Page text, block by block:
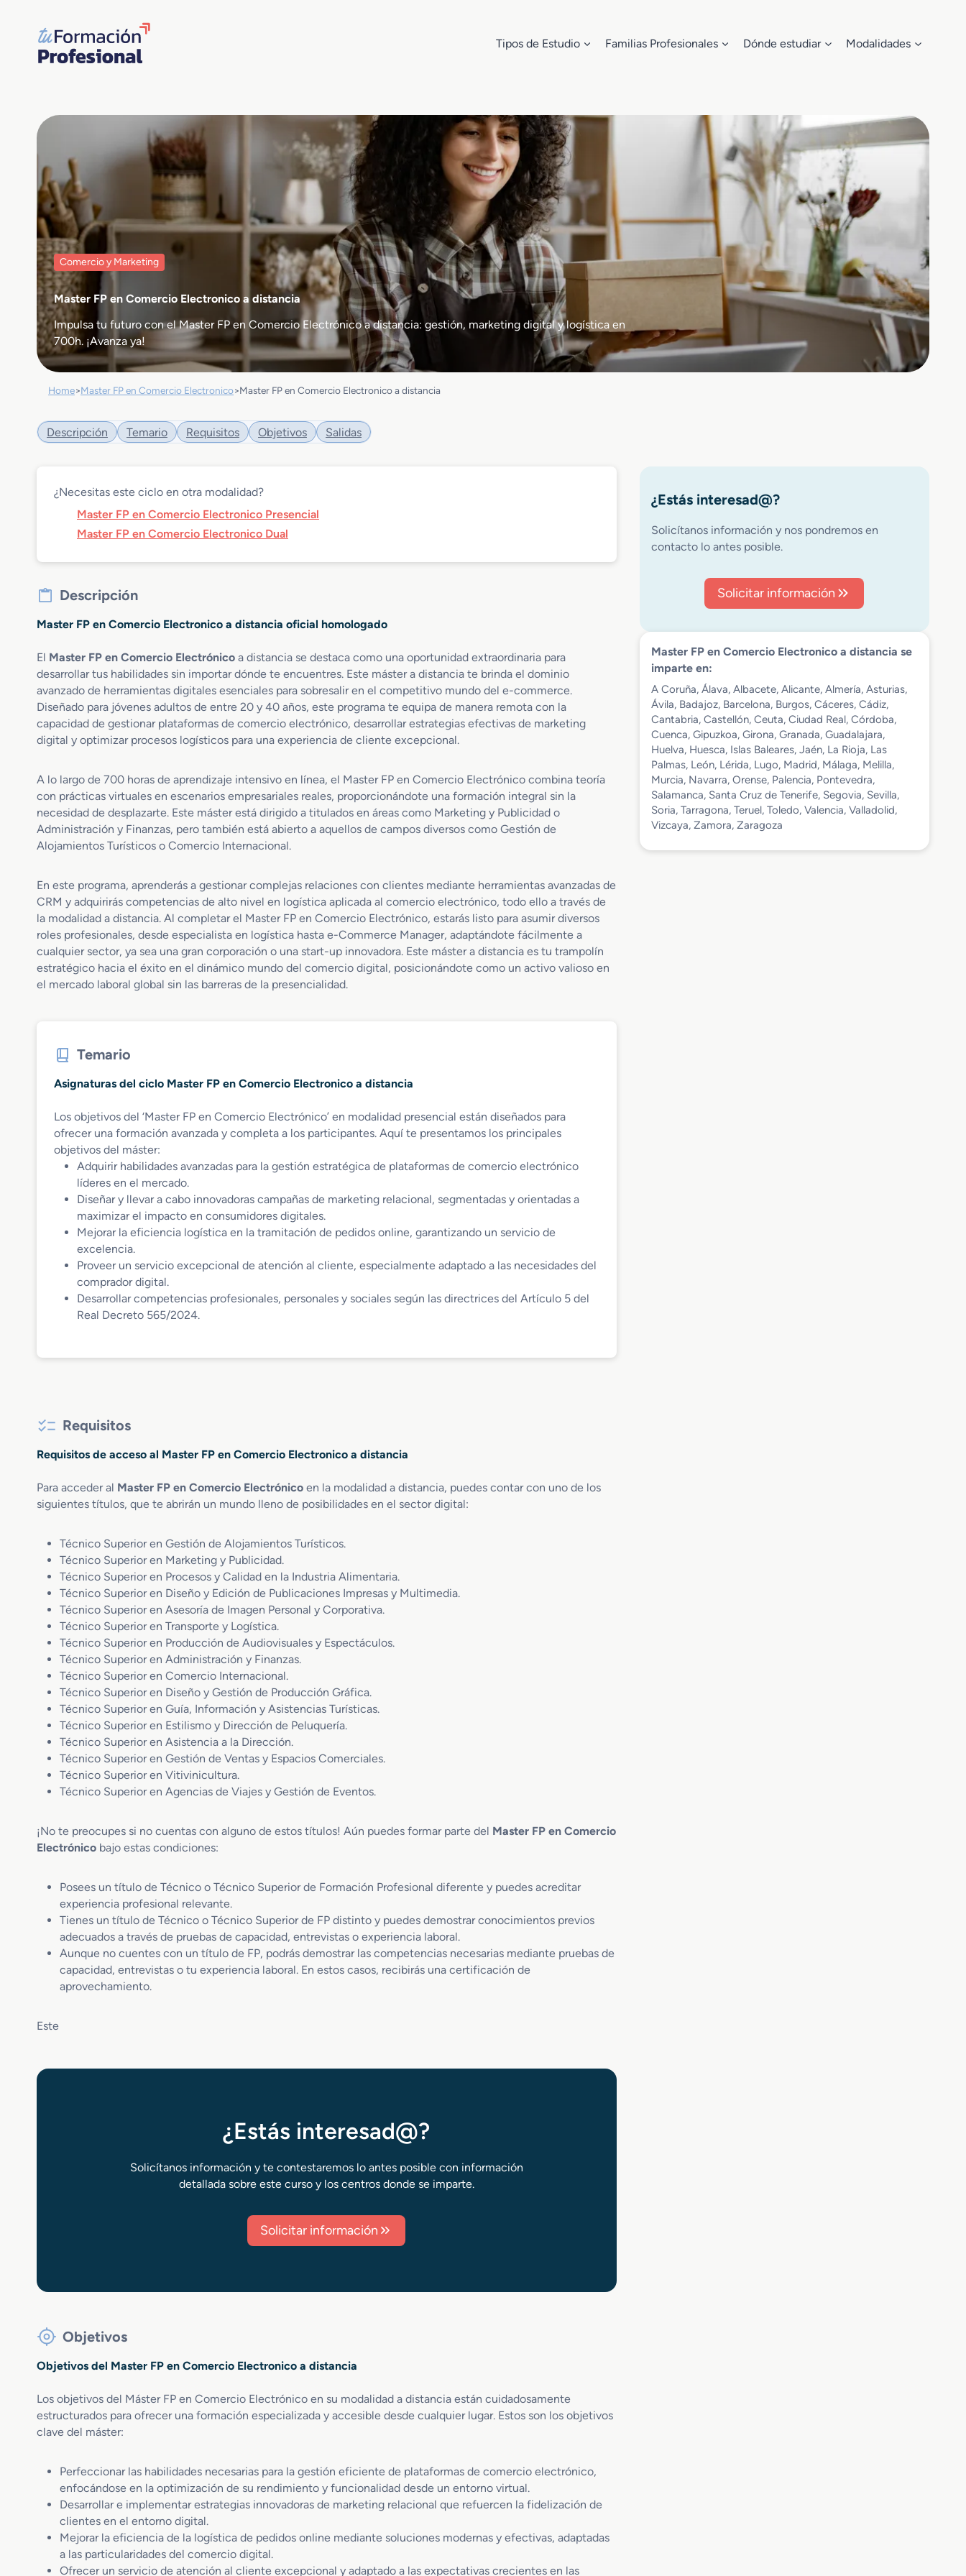
contenido
Tipos de Estudio Familias Profesionales Dónde estudiar Modalidades
Comercio y Marketing
Master FP en Comercio Electronico a distancia
Impulsa tu futuro con el Master FP en Comercio Electrónico a distancia: gestión, marketing digital y logística en
700h. ¡Avanza ya!
Home>Master FP en Comercio Electronico>Master FP en Comercio Electronico a distancia
Descripción Temario Requisitos Objetivos Salidas
¿Necesitas este ciclo en otra modalidad?
Master FP en Comercio Electronico Presencial
Master FP en Comercio Electronico Dual
Descripción
Master FP en Comercio Electronico a distancia oficial homologado
El Master FP en Comercio Electrónico a distancia se destaca como una oportunidad extraordinaria para
desarrollar tus habilidades sin importar dónde te encuentres. Este máster a distancia te brinda el dominio
avanzado de herramientas digitales esenciales para sobresalir en el competitivo mundo del e-commerce.
Diseñado para jóvenes adultos de entre 20 y 40 años, este programa te equipa de manera remota con la
capacidad de gestionar plataformas de comercio electrónico, desarrollar estrategias efectivas de marketing
digital y optimizar procesos logísticos para una experiencia de cliente excepcional.
A lo largo de 700 horas de aprendizaje intensivo en línea, el Master FP en Comercio Electrónico combina teoría
con prácticas virtuales en escenarios empresariales reales, proporcionándote una formación integral sin la
necesidad de desplazarte. Este máster está dirigido a titulados en áreas como Marketing y Publicidad o
Administración y Finanzas, pero también está abierto a aquellos de campos diversos como Gestión de
Alojamientos Turísticos o Comercio Internacional.
En este programa, aprenderás a gestionar complejas relaciones con clientes mediante herramientas avanzadas de
CRM y adquirirás competencias de alto nivel en logística aplicada al comercio electrónico, todo ello a través de
la modalidad a distancia. Al completar el Master FP en Comercio Electrónico, estarás listo para asumir diversos
roles profesionales, desde especialista en logística hasta e-Commerce Manager, adaptándote fácilmente a
cualquier sector, ya sea una gran corporación o una start-up innovadora. Este máster a distancia es tu trampolín
estratégico hacia el éxito en el dinámico mundo del comercio digital, posicionándote como un activo valioso en
el mercado laboral global sin las barreras de la presencialidad.
Temario
Asignaturas del ciclo Master FP en Comercio Electronico a distancia
Los objetivos del ‘Master FP en Comercio Electrónico’ en modalidad presencial están diseñados para
ofrecer una formación avanzada y completa a los participantes. Aquí te presentamos los principales
objetivos del máster:
Adquirir habilidades avanzadas para la gestión estratégica de plataformas de comercio electrónico
líderes en el mercado.
Diseñar y llevar a cabo innovadoras campañas de marketing relacional, segmentadas y orientadas a
maximizar el impacto en consumidores digitales.
Mejorar la eficiencia logística en la tramitación de pedidos online, garantizando un servicio de
excelencia.
Proveer un servicio excepcional de atención al cliente, especialmente adaptado a las necesidades del
comprador digital.
Desarrollar competencias profesionales, personales y sociales según las directrices del Artículo 5 del
Real Decreto 565/2024.
Requisitos
Requisitos de acceso al Master FP en Comercio Electronico a distancia
Para acceder al Master FP en Comercio Electrónico en la modalidad a distancia, puedes contar con uno de los
siguientes títulos, que te abrirán un mundo lleno de posibilidades en el sector digital:
Técnico Superior en Gestión de Alojamientos Turísticos.
Técnico Superior en Marketing y Publicidad.
Técnico Superior en Procesos y Calidad en la Industria Alimentaria.
Técnico Superior en Diseño y Edición de Publicaciones Impresas y Multimedia.
Técnico Superior en Asesoría de Imagen Personal y Corporativa.
Técnico Superior en Transporte y Logística.
Técnico Superior en Producción de Audiovisuales y Espectáculos.
Técnico Superior en Administración y Finanzas.
Técnico Superior en Comercio Internacional.
Técnico Superior en Diseño y Gestión de Producción Gráfica.
Técnico Superior en Guía, Información y Asistencias Turísticas.
Técnico Superior en Estilismo y Dirección de Peluquería.
Técnico Superior en Asistencia a la Dirección.
Técnico Superior en Gestión de Ventas y Espacios Comerciales.
Técnico Superior en Vitivinicultura.
Técnico Superior en Agencias de Viajes y Gestión de Eventos.
¡No te preocupes si no cuentas con alguno de estos títulos! Aún puedes formar parte del Master FP en Comercio
Electrónico bajo estas condiciones:
Posees un título de Técnico o Técnico Superior de Formación Profesional diferente y puedes acreditar
experiencia profesional relevante.
Tienes un título de Técnico o Técnico Superior de FP distinto y puedes demostrar conocimientos previos
adecuados a través de pruebas de capacidad, entrevistas o experiencia laboral.
Aunque no cuentes con un título de FP, podrás demostrar las competencias necesarias mediante pruebas de
capacidad, entrevistas o tu experiencia laboral. En estos casos, recibirás una certificación de
aprovechamiento.
Este
¿Estás interesad@?
Solicítanos información y te contestaremos lo antes posible con información
detallada sobre este curso y los centros donde se imparte.
Solicitar información
Objetivos
Objetivos del Master FP en Comercio Electronico a distancia
Los objetivos del Máster FP en Comercio Electrónico en su modalidad a distancia están cuidadosamente
estructurados para ofrecer una formación especializada y accesible desde cualquier lugar. Estos son los objetivos
clave del máster:
Perfeccionar las habilidades necesarias para la gestión eficiente de plataformas de comercio electrónico,
enfocándose en la optimización de su rendimiento y funcionalidad desde un entorno virtual.
Desarrollar e implementar estrategias innovadoras de marketing relacional que refuercen la fidelización de
clientes en el entorno digital.
Mejorar la eficiencia de la logística de pedidos online mediante soluciones modernas y efectivas, adaptadas
a las particularidades del comercio digital.
Ofrecer un servicio de atención al cliente excepcional y adaptado a las expectativas crecientes en las
¿Estás interesad@?
Solicítanos información y nos pondremos en
contacto lo antes posible.
Solicitar información
Master FP en Comercio Electronico a distancia se
imparte en:
A Coruña, Álava, Albacete, Alicante, Almería, Asturias,
Ávila, Badajoz, Barcelona, Burgos, Cáceres, Cádiz,
Cantabria, Castellón, Ceuta, Ciudad Real, Córdoba,
Cuenca, Gipuzkoa, Girona, Granada, Guadalajara,
Huelva, Huesca, Islas Baleares, Jaén, La Rioja, Las
Palmas, León, Lérida, Lugo, Madrid, Málaga, Melilla,
Murcia, Navarra, Orense, Palencia, Pontevedra,
Salamanca, Santa Cruz de Tenerife, Segovia, Sevilla,
Soria, Tarragona, Teruel, Toledo, Valencia, Valladolid,
Vizcaya, Zamora, Zaragoza